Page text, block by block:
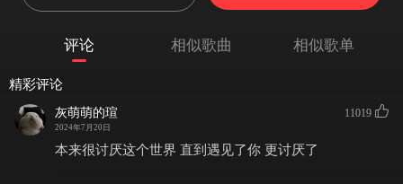
评论 相似歌曲 相似歌单
精彩评论
灰萌萌的瑄
2024年7月20日
11019
本来很讨厌这个世界 直到遇见了你 更讨厌了